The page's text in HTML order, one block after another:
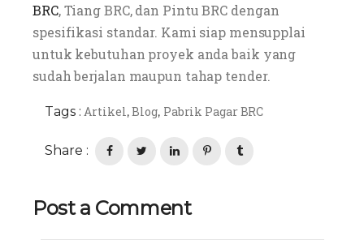
BRC, Tiang BRC, dan Pintu BRC dengan
spesifikasi standar. Kami siap mensupplai
untuk kebutuhan proyek anda baik yang
sudah berjalan maupun tahap tender.
Tags : Artikel,Blog, Pabrik Pagar BRC
Share :
Post a Comment